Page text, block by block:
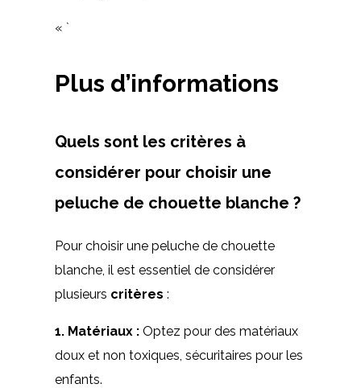
« `
Plus d’informations
Quels sont les critères à
considérer pour choisir une
peluche de chouette blanche ?
Pour choisir une peluche de chouette
blanche, il est essentiel de considérer
plusieurs critères :
1. Matériaux : Optez pour des matériaux
doux et non toxiques, sécuritaires pour les
enfants.